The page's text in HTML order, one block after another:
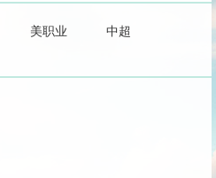
美职业
中超